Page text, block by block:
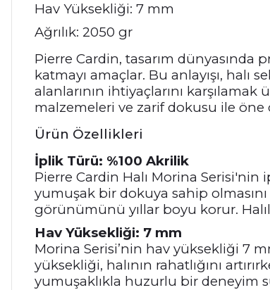
Hav Yüksekliği: 7 mm
Ağrılık: 2050 gr
Pierre Cardin, tasarım dünyasında
katmayı amaçlar. Bu anlayışı, halı
alanlarının ihtiyaçlarını
malzemeleri ve zarif dokusu ile öne
Ürün Özellikleri
İplik Türü: %100 Akrilik
Pierre Cardin Halı Morina Serisi'nin
yumuşak bir dokuya sahip olmasını
görünümünü yıllar boyu korur.
Hav Yüksekliği: 7 mm
Morina Serisi’nin hav yüksekliği 7
yüksekliği, halının rahatlığını
yumuşaklıkla huzurlu bir deneyim